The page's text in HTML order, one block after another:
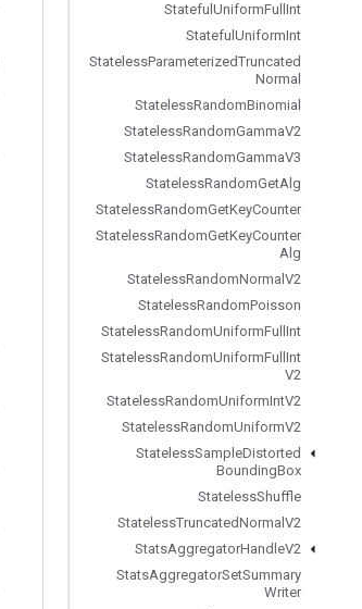
Stateful UniformFull Int
Stateful UniformInt
StatelessParameterizedTruncated
Normal
StatelessRandomBinomial
StatelessRandomGammaV2
StatelessRandomGammaV3
StatelessRandomGetAlg
StatelessRandomGetKeyCounter
StatelessRandomGetKeyCounter
Alg
StatelessRandomNormal V2
StatelessRandomPoisson
StatelessRandomUniformFull Int
StatelessRandomUniformFull Int
V2
StatelessRandomUniformIntV2
StatelessRandomUniformV2
StatelessSampleDistorted
BoundingBox
StatelessShuffle
StatelessTruncatedNormal V2
StatsAggregatorHandleV2
StatsAggregatorSetSummary
Writer